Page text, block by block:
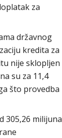
za
državnog
kredita za
nije sklopljen
su za 11,4
što provedba
305,26 milijuna